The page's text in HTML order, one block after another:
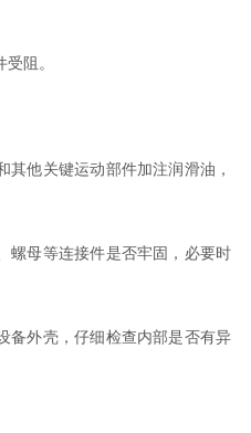
阻。
他关键运动部件加注润滑油，
母等连接件是否牢固，必要时
外壳，仔细检查内部是否有异